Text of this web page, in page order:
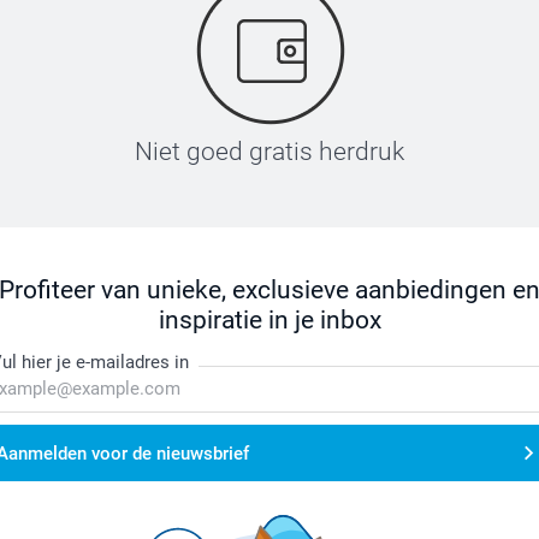
Niet goed gratis herdruk
Profiteer van unieke, exclusieve aanbiedingen en
inspiratie in je inbox
hier je e-mailadres in
voor de nieuwsbrief